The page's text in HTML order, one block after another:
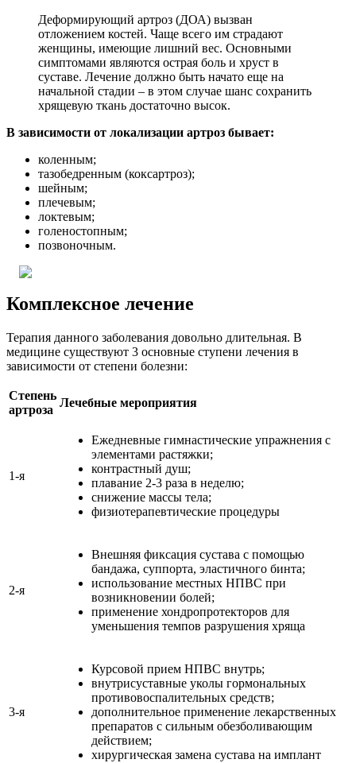
Деформирующий артроз (ДОА) вызван
отложением костей. Чаще всего им страдают
женщины, имеющие лишний вес. Основными
симптомами являются острая боль и хруст в
суставе. Лечение должно быть начато еще на
начальной стадии – в этом случае шанс сохранить
хрящевую ткань достаточно высок.
В зависимости от локализации артроз бывает:
коленным;
тазобедренным (коксартроз);
шейным;
плечевым;
локтевым;
голеностопным;
позвоночным.
Комплексное лечение
Терапия данного заболевания довольно длительная. В
медицине существуют 3 основные ступени лечения в
зависимости от степени болезни:
Степень
артроза
Лечебные мероприятия
1-я
Ежедневные гимнастические упражнения с
элементами растяжки;
контрастный душ;
плавание 2-3 раза в неделю;
снижение массы тела;
физиотерапевтические процедуры
2-я
Внешняя фиксация сустава с помощью
бандажа, суппорта, эластичного бинта;
использование местных НПВС при
возникновении болей;
применение хондропротекторов для
уменьшения темпов разрушения хряща
3-я
Курсовой прием НПВС внутрь;
внутрисуставные уколы гормональных
противовоспалительных средств;
дополнительное применение лекарственных
препаратов с сильным обезболивающим
действием;
хирургическая замена сустава на имплант